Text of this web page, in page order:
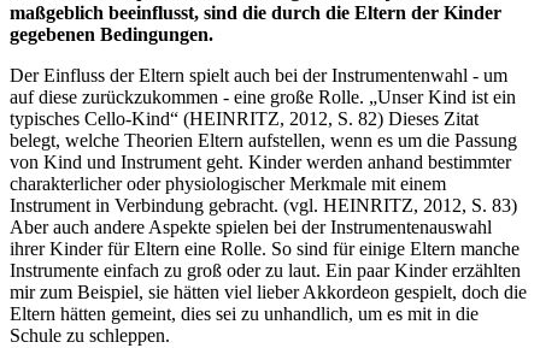
maßgeblich beeinflusst, sind die durch die Eltern der Kinder
gegebenen Bedingungen.
Der Einfluss der Eltern spielt auch bei der Instrumentenwahl - um
auf diese zurückzukommen - eine große Rolle. „Unser Kind ist ein
typisches Cello-Kind“ (HEINRITZ, 2012, S. 82) Dieses Zitat
belegt, welche Theorien Eltern aufstellen, wenn es um die Passung
von Kind und Instrument geht. Kinder werden anhand bestimmter
charakterlicher oder physiologischer Merkmale mit einem
Instrument in Verbindung gebracht. (vgl. HEINRITZ, 2012, S. 83)
Aber auch andere Aspekte spielen bei der Instrumentenauswahl
ihrer Kinder für Eltern eine Rolle. So sind für einige Eltern manche
Instrumente einfach zu groß oder zu laut. Ein paar Kinder erzählten
mir zum Beispiel, sie hätten viel lieber Akkordeon gespielt, doch die
Eltern hätten gemeint, dies sei zu unhandlich, um es mit in die
Schule zu schleppen.